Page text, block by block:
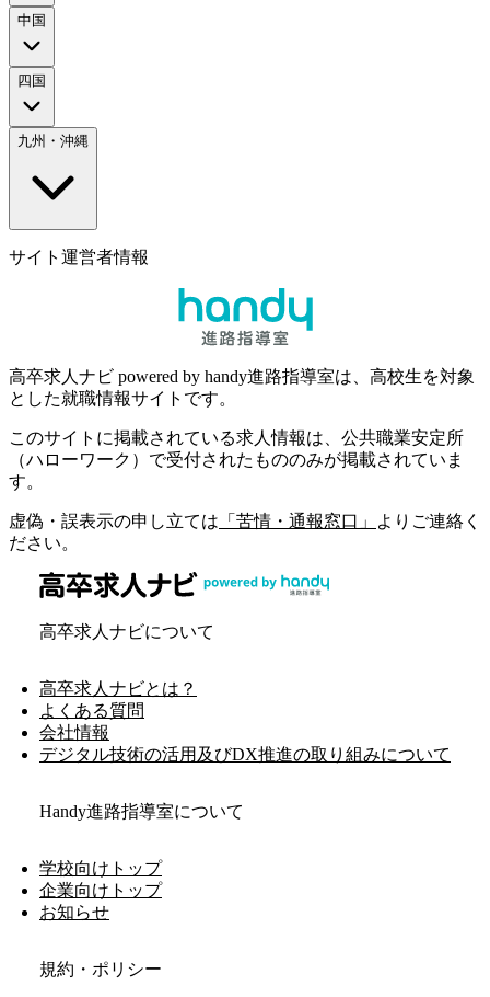
中国
四国
九州・沖縄
サイト運営者情報
高卒求人ナビ powered by handy進路指導室は、高校生を対象
とした就職情報サイトです。
このサイトに掲載されている求人情報は、公共職業安定所
（ハローワーク）で受付されたもののみが掲載されていま
す。
虚偽・誤表示の申し立ては 「苦情・通報窓口」
よりご連絡く
ださい。
高卒求人ナビについて
高卒求人ナビとは？
よくある質問
会社情報
デジタル技術の活用及びDX推進の取り組みについて
Handy進路指導室について
学校向けトップ
企業向けトップ
お知らせ
規約・ポリシー